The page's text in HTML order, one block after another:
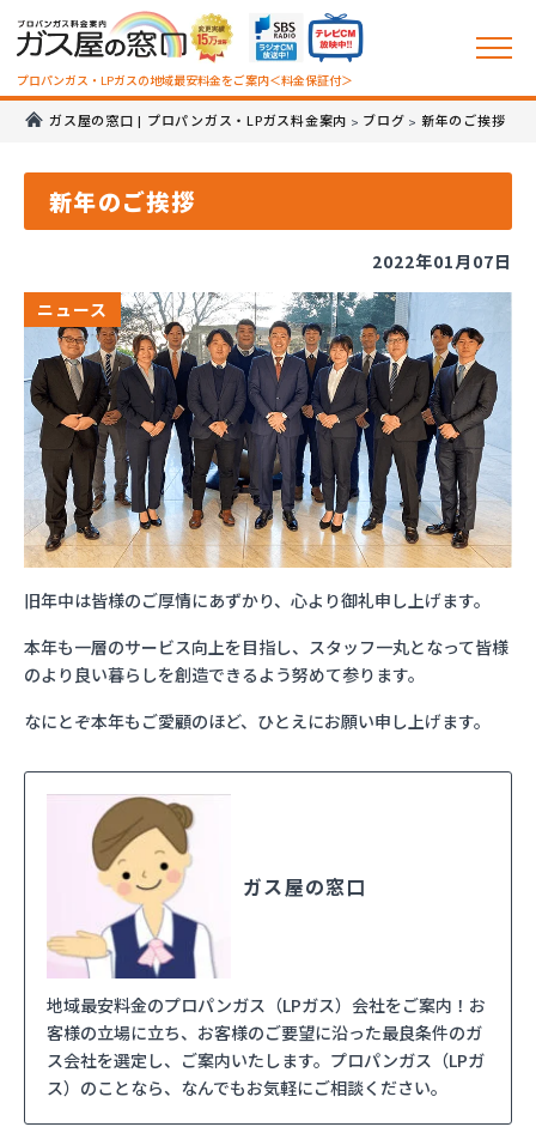
プロパンガス・LPガスの地域最安料金をご案内＜料金保証付＞
ガス屋の窓口 | プロパンガス・LPガス料金案内 > ブログ > 新年のご挨拶
新年のご挨拶
2022年01月07日
ニュース
旧年中は皆様のご厚情にあずかり、心より御礼申し上げます。
本年も一層のサービス向上を目指し、スタッフ一丸となって皆様
のより良い暮らしを創造できるよう努めて参ります。
なにとぞ本年もご愛顧のほど、ひとえにお願い申し上げます。
ガス屋の窓口
地域最安料金のプロパンガス（LPガス）会社をご案内！お
客様の立場に立ち、お客様のご要望に沿った最良条件のガ
ス会社を選定し、ご案内いたします。プロパンガス（LPガ
ス）のことなら、なんでもお気軽にご相談ください。